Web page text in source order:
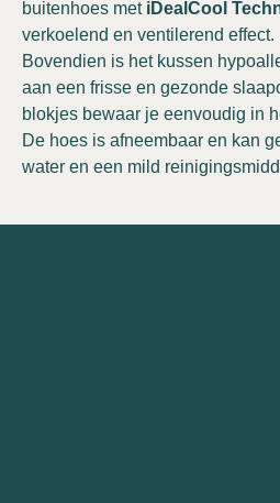
buitenhoes met iDealCool
verkoelend en ventilerend effect.
Bovendien is het kussen
aan een frisse en gezonde
blokjes bewaar je eenvoudig in
De hoes is afneembaar en kan
water en een mild